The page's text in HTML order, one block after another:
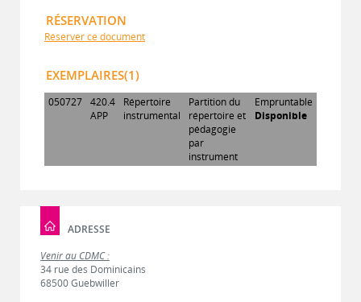
RÉSERVATION
Réserver ce document
EXEMPLAIRES(1)
050727 420.4
APP
Répertoire
instrumental
Partition du
répertoire et
pédagogie
par
instrument
Empruntable
Disponible
ADRESSE
Venir au CDMC :
34 rue des Dominicains
68500 Guebwiller